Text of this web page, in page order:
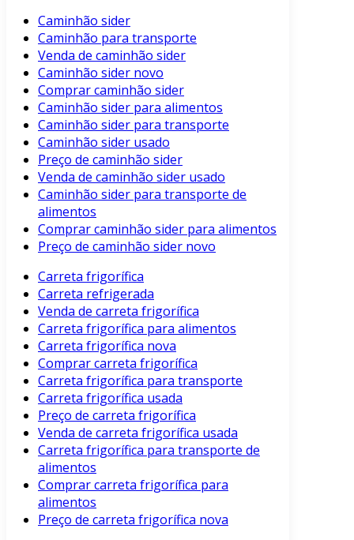
Caminhão sider
Caminhão para transporte
Venda de caminhão sider
Caminhão sider novo
Comprar caminhão sider
Caminhão sider para alimentos
Caminhão sider para transporte
Caminhão sider usado
Preço de caminhão sider
Venda de caminhão sider usado
Caminhão sider para transporte de
alimentos
Comprar caminhão sider para alimentos
Preço de caminhão sider novo
Carreta frigorífica
Carreta refrigerada
Venda de carreta frigorífica
Carreta frigorífica para alimentos
Carreta frigorífica nova
Comprar carreta frigorífica
Carreta frigorífica para transporte
Carreta frigorífica usada
Preço de carreta frigorífica
Venda de carreta frigorífica usada
Carreta frigorífica para transporte de
alimentos
Comprar carreta frigorífica para
alimentos
Preço de carreta frigorífica nova